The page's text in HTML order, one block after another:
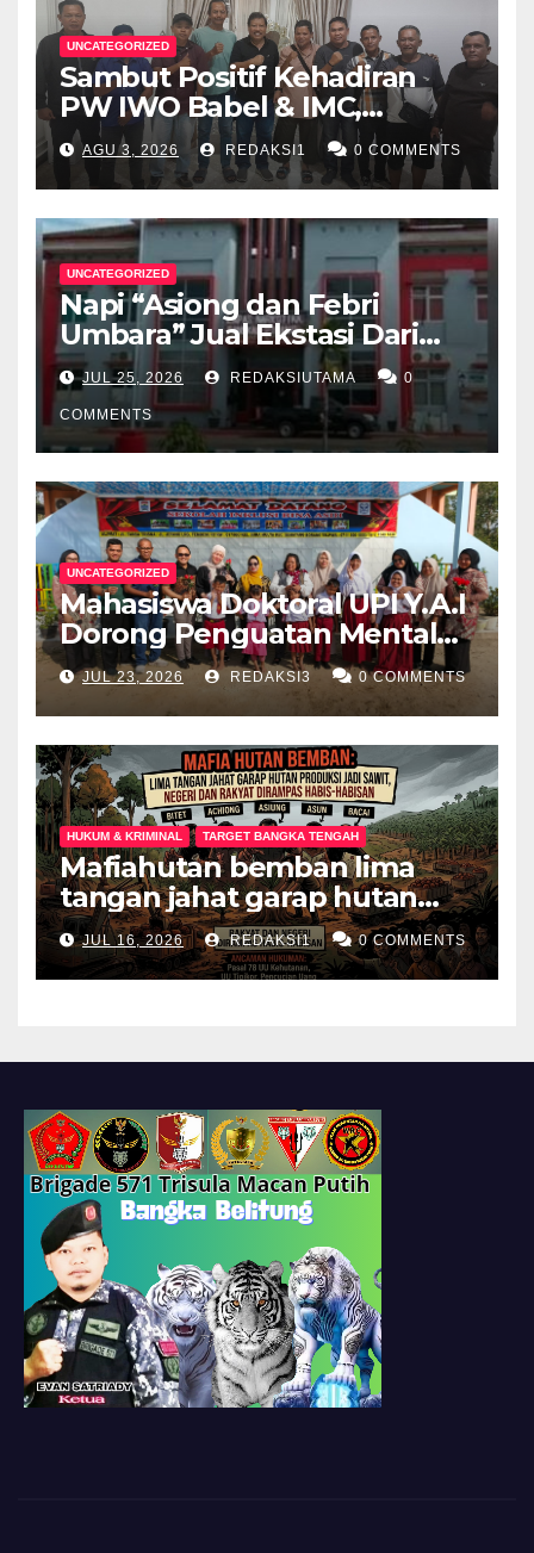
UNCATEGORIZED
Sambut Positif Kehadiran
PW IWO Babel & IMC,
Walikota Pangkalpinang
Apresiasi Peran Media Online
AGU 3, 2026 REDAKSI1 0 COMMENTS
UNCATEGORIZED
Napi “Asiong dan Febri
Umbara” Jual Ekstasi Dari
Dalam Lapas Rp 12 Juta/40
Butir
JUL 25, 2026 REDAKSIUTAMA 0
COMMENTS
UNCATEGORIZED
Mahasiswa Doktoral UPI Y.A.I
Dorong Penguatan Mental
Keluarga Anak
Berkebutuhan Khusus di
Palembang
JUL 23, 2026 REDAKSI3 0 COMMENTS
HUKUM & KRIMINAL TARGET BANGKA TENGAH
Mafiahutan bemban lima
tangan jahat garap hutan
produksi jadi perkebunan
sawit negeri dan rakyat
dirampas habis habisan
JUL 16, 2026 REDAKSI1 0 COMMENTS